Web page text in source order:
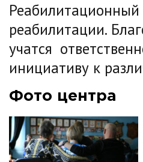
реабилитации.
учатся
инициативу к
Фото центра